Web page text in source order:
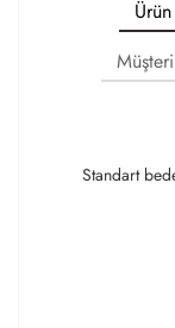
Standart